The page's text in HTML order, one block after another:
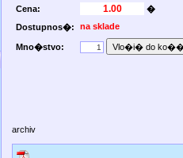
Cena:
�
Dostupnos�:
na sklade
Mno�stvo:
archiv